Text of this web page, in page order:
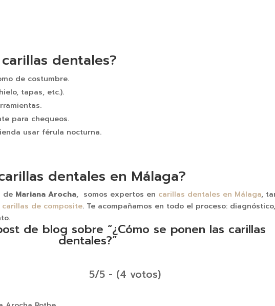
dentales?
de costumbre.
tapas, etc.).
para chequeos.
usar férula nocturna.
dentales en Málaga?
de Mariana Arocha, somos expertos en carillas dentales en Málaga,
carillas de composite. Te acompañamos en todo el proceso:
de blog sobre “¿Cómo se ponen las carillas
dentales?”
5/5 - (4 votos)